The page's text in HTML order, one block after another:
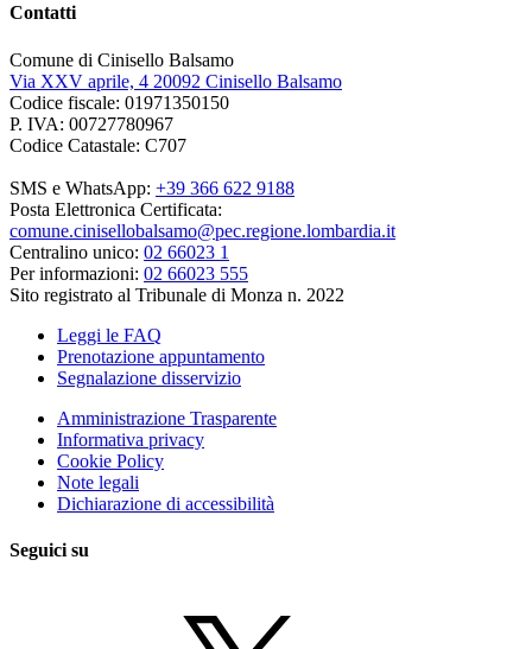
Contatti
Comune di Cinisello Balsamo
Via XXV aprile, 4 20092 Cinisello Balsamo
Codice fiscale: 01971350150
P. IVA: 00727780967
Codice Catastale: C707
SMS e WhatsApp: +39 366 622 9188
Posta Elettronica Certificata:
comune.cinisellobalsamo@pec.regione.lombardia.it
Centralino unico: 02 66023 1
Per informazioni: 02 66023 555
Sito registrato al Tribunale di Monza n. 2022
Leggi le FAQ
Prenotazione appuntamento
Segnalazione disservizio
Amministrazione Trasparente
Informativa privacy
Cookie Policy
Note legali
Dichiarazione di accessibilità
Seguici su